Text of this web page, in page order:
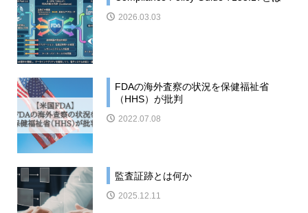
2026.03.03
FDAの海外査察の状況を保健福祉省
（HHS）が批判
2022.07.08
監査証跡とは何か
2025.12.11